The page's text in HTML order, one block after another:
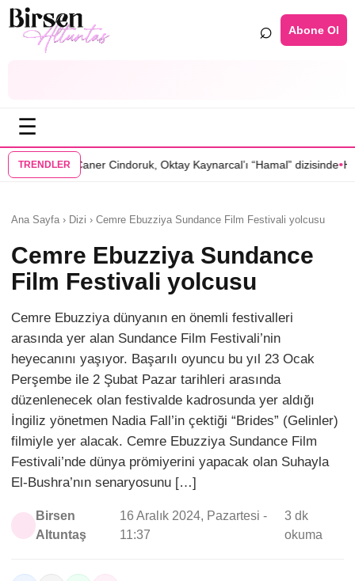
⌕ Abone Ol
☰
TRENDLER
Cindoruk, Oktay Kaynarcal’ı “Hamal” dizisinde•Hande Elaman,
Ana Sayfa › Dizi › Cemre Ebuzziya Sundance Film Festivali yolcusu
Cemre Ebuzziya Sundance
Film Festivali yolcusu
Cemre Ebuzziya dünyanın en önemli festivalleri
arasında yer alan Sundance Film Festivali’nin
heyecanını yaşıyor. Başarılı oyuncu bu yıl 23 Ocak
Perşembe ile 2 Şubat Pazar tarihleri arasında
düzenlenecek olan festivalde kadrosunda yer aldığı
İngiliz yönetmen Nadia Fall’in çektiği “Brides” (Gelinler)
filmiyle yer alacak. Cemre Ebuzziya Sundance Film
Festivali’nde dünya prömiyerini yapacak olan Suhayla
El-Bushra’nın senaryosunu […]
Birsen
Altuntaş
16 Aralık 2024, Pazartesi -
11:37
3 dk
okuma